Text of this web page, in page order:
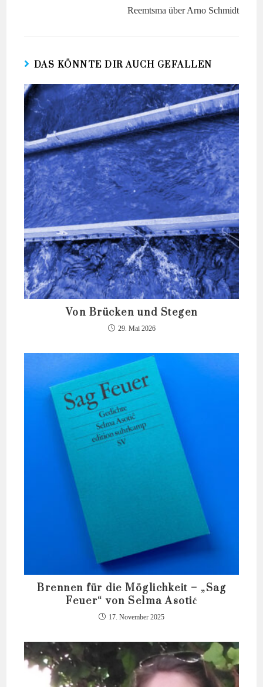
Reemtsma über Arno Schmidt
DAS KÖNNTE DIR AUCH GEFALLEN
Von Brücken und Stegen
29. Mai 2026
Brennen für die Möglichkeit – „Sag
Feuer“ von Selma Asotić
17. November 2025